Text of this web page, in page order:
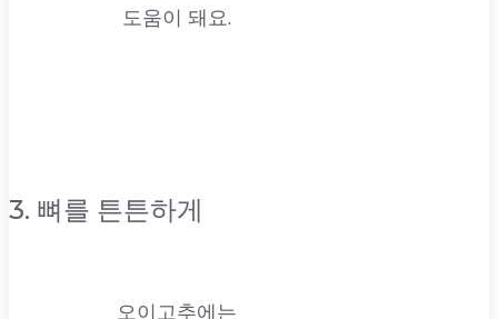
도움이 돼요.
3. 뼈를 튼튼하게
오이고추에는